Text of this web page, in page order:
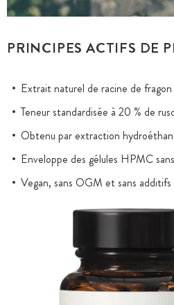
PRINCIPES ACTIFS DE
Extrait naturel de racine de
Teneur standardisée à 20 % de
Obtenu par extraction
Enveloppe des gélules HPMC
Vegan, sans OGM et sans additifs